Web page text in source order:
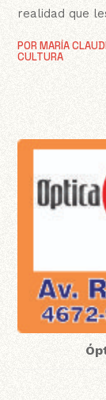
PORMARÍA
CULTURA
realidad que